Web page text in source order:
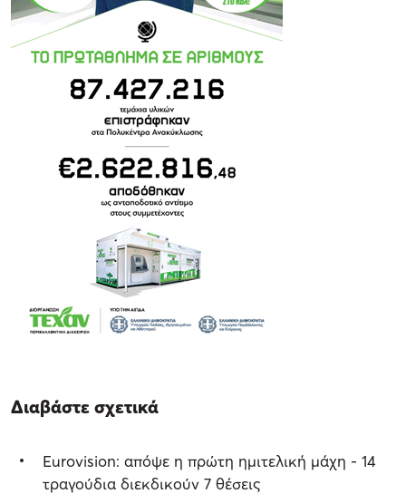
Διαβάστε σχετικά
Eurovision: απόψε η πρώτη ημιτελική μάχη - 14
τραγούδια διεκδικούν 7 θέσεις